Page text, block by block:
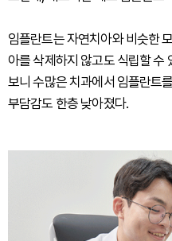
임플란트는 자연치아와 비슷한
아를 삭제하지 않고도 식립할 수
보니 수많은 치과에서 임플란트
부담감도 한층 낮아졌다.